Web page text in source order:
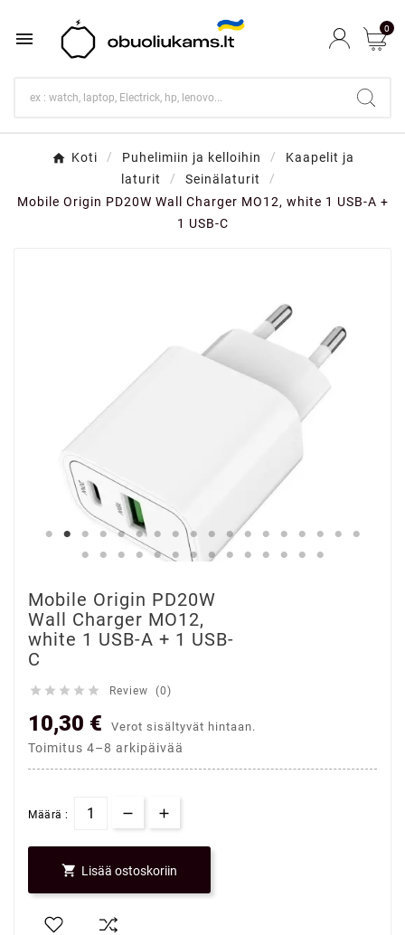
 0
Koti Puhelimiin ja kelloihin
Kaapelit ja
laturit
Seinälaturit
Mobile Origin PD20W Wall Charger MO12, white 1 USB-A +
1 USB-C
Mobile Origin PD20W
Wall Charger MO12,
white 1 USB-A + 1 USB-
C
     Review (0)
10,30 € Verot sisältyvät hintaan.
Toimitus 4–8 arkipäivää
Määrä :
 Lisää ostoskoriin